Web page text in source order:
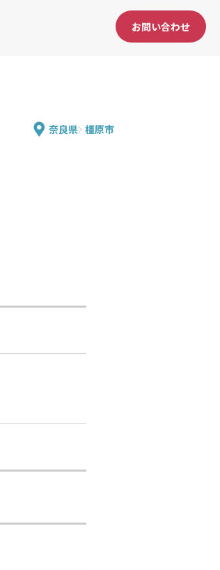
お問い合わせ
奈良県 橿原市